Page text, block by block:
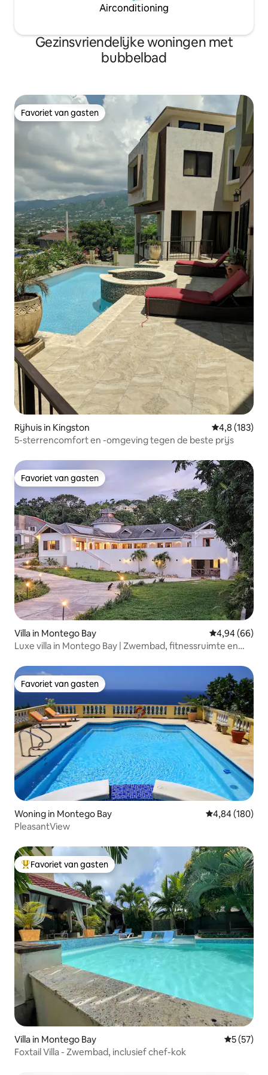
Airconditioning
Gezinsvriendelijke woningen met
bubbelbad
Favoriet van gasten
Favoriet van gasten
Rijhuis in Kingston Gemiddelde
4,8 (183)
5-sterrencomfort en -omgeving tegen de beste prijs
Favoriet van gasten
Favoriet van gasten
Villa in Montego Bay Gemiddelde
4,94 (66)
Luxe villa in Montego Bay | Zwembad, fitnessruimte en
Favoriet van gasten
Favoriet van gasten
Woning in Montego Bay Gemiddelde
4,84 (180)
PleasantView
Topfavoriet van gasten
Favoriet van gasten
Villa in Montego Bay
5 (57)
Foxtail Villa - Zwembad, inclusief chef-kok